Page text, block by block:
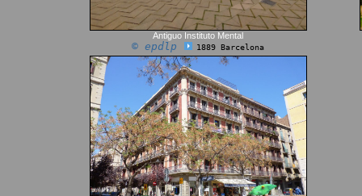
Antiguo Instituto Mental
© epdlp 1889 Barcelona